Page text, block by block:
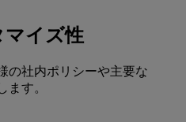
マイズ性
の社内ポリシーや主要な
ます。